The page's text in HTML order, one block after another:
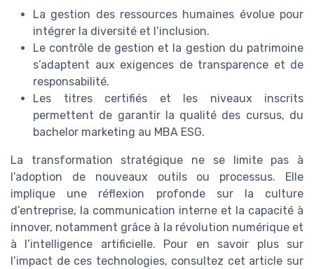
La gestion des ressources humaines évolue pour
intégrer la diversité et l’inclusion.
Le contrôle de gestion et la gestion du patrimoine
s’adaptent aux exigences de transparence et de
responsabilité.
Les titres certifiés et les niveaux inscrits
permettent de garantir la qualité des cursus, du
bachelor marketing au MBA ESG.
La transformation stratégique ne se limite pas à
l’adoption de nouveaux outils ou processus. Elle
implique une réflexion profonde sur la culture
d’entreprise, la communication interne et la capacité à
innover, notamment grâce à la révolution numérique et
à l’intelligence artificielle. Pour en savoir plus sur
l’impact de ces technologies, consultez cet article sur